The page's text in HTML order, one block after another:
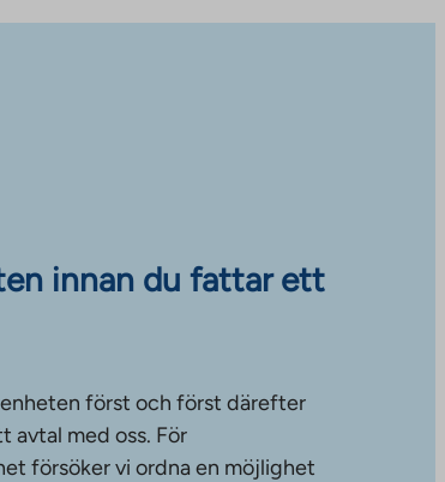
innan du fattar ett
först och först därefter
avtal med oss. För
försöker vi ordna en möjlighet